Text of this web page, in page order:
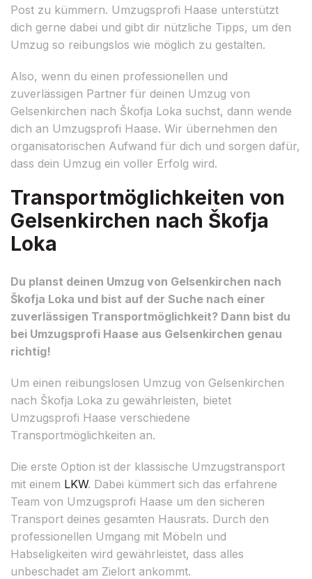
Post zu kümmern. Umzugsprofi Haase unterstützt
dich gerne dabei und gibt dir nützliche Tipps, um den
Umzug so reibungslos wie möglich zu gestalten.
Also, wenn du einen professionellen und
zuverlässigen Partner für deinen Umzug von
Gelsenkirchen nach Škofja Loka suchst, dann wende
dich an Umzugsprofi Haase. Wir übernehmen den
organisatorischen Aufwand für dich und sorgen dafür,
dass dein Umzug ein voller Erfolg wird.
Transportmöglichkeiten von
Gelsenkirchen nach Škofja
Loka
Du planst deinen Umzug von Gelsenkirchen nach
Škofja Loka und bist auf der Suche nach einer
zuverlässigen Transportmöglichkeit? Dann bist du
bei Umzugsprofi Haase aus Gelsenkirchen genau
richtig!
Um einen reibungslosen Umzug von Gelsenkirchen
nach Škofja Loka zu gewährleisten, bietet
Umzugsprofi Haase verschiedene
Transportmöglichkeiten an.
Die erste Option ist der klassische Umzugstransport
mit einem LKW. Dabei kümmert sich das erfahrene
Team von Umzugsprofi Haase um den sicheren
Transport deines gesamten Hausrats. Durch den
professionellen Umgang mit Möbeln und
Habseligkeiten wird gewährleistet, dass alles
unbeschadet am Zielort ankommt.